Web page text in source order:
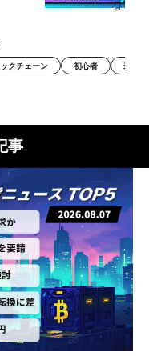
クチェーン 初心者 米国
事